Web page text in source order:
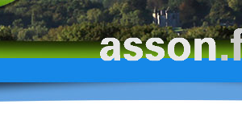
HISTOIRE